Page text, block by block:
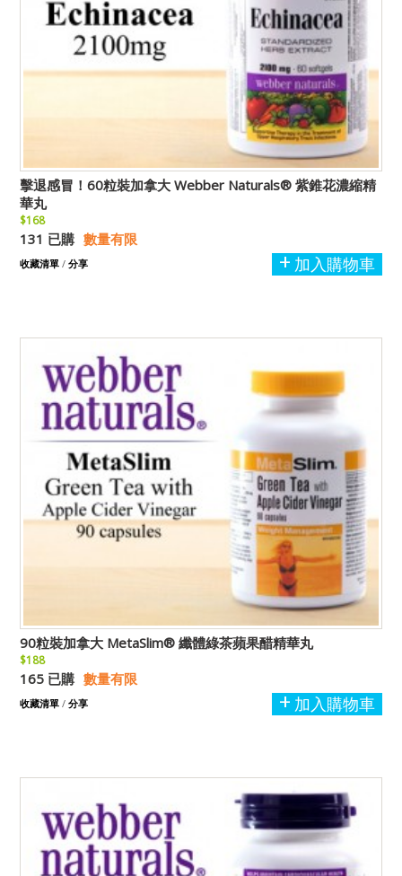
擊退感冒！60粒裝加拿大 Webber Naturals® 紫錐花濃縮精
華丸
$168
131 已購 數量有限
加入購物車
收藏清單 / 分享
90粒裝加拿大 MetaSlim® 纖體綠茶蘋果醋精華丸
$188
165 已購 數量有限
加入購物車
收藏清單 / 分享